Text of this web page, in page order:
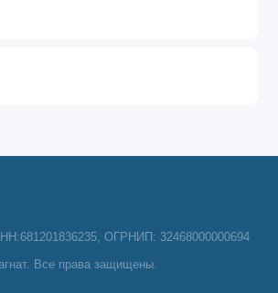
ОГРНИП: 32468000000694
Все права защищены.